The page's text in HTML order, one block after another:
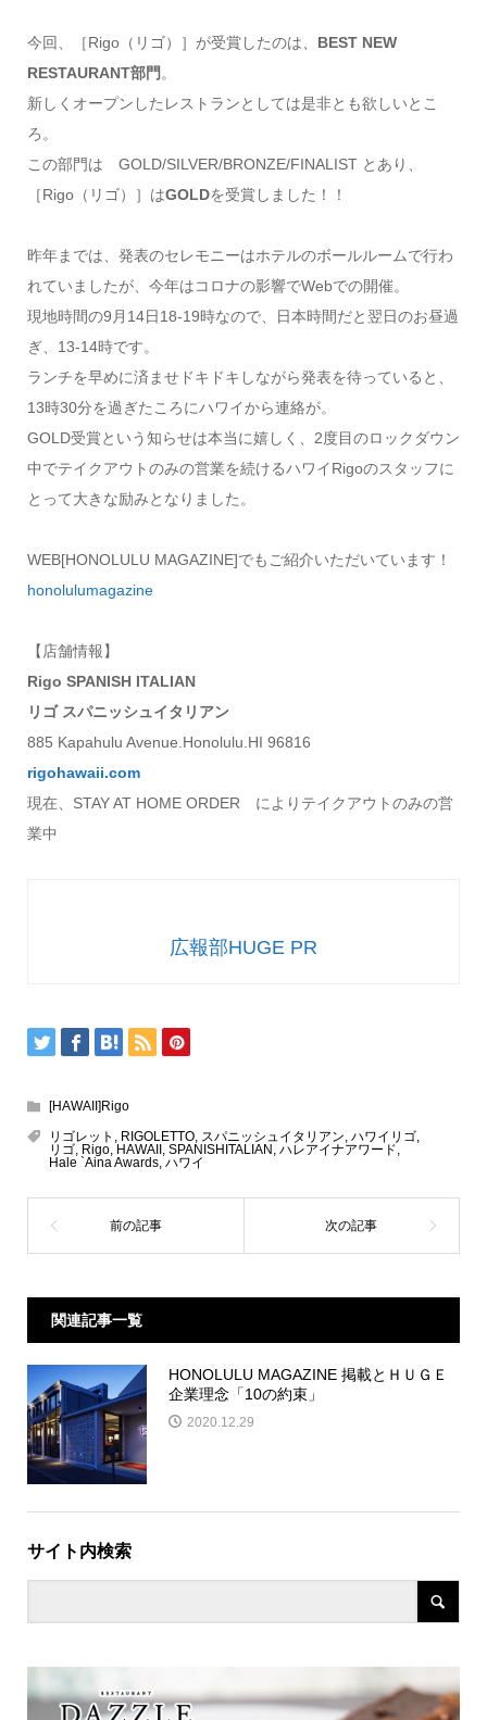
今回、［Rigo（リゴ）］が受賞したのは、 BEST NEW
RESTAURANT部門。
新しくオープンしたレストランとしては是非とも欲しいとこ
ろ。
この部門は GOLD/SILVER/BRONZE/FINALIST とあり、
［Rigo（リゴ）］はGOLDを受賞しました！！
昨年までは、発表のセレモニーはホテルのボールルームで行わ
れていましたが、今年はコロナの影響でWebでの開催。
現地時間の9月14日18-19時なので、日本時間だと翌日のお昼過
ぎ、13-14時です。
ランチを早めに済ませドキドキしながら発表を待っていると、
13時30分を過ぎたころにハワイから連絡が。
GOLD受賞という知らせは本当に嬉しく、2度目のロックダウン
中でテイクアウトのみの営業を続けるハワイRigoのスタッフに
とって大きな励みとなりました。
WEB[HONOLULU MAGAZINE]でもご紹介いただいています！
honolulumagazine
【店舗情報】
Rigo SPANISH ITALIAN
リゴ スパニッシュイタリアン
885 Kapahulu Avenue.Honolulu.HI 96816
rigohawaii.com
現在、STAY AT HOME ORDER によりテイクアウトのみの営
業中
広報部HUGE PR
[HAWAII]Rigo
リゴレット , RIGOLETTO, スパニッシュイタリアン, ハワイリゴ,
リゴ, Rigo, HAWAII , SPANISHITALIAN , ハレアイナアワード,
Hale `Aina Awards, ハワイ
関連記事一覧
HONOLULU MAGAZINE 掲載とＨＵＧＥ
企業理念「10の約束」
2020.12.29
サイト内検索